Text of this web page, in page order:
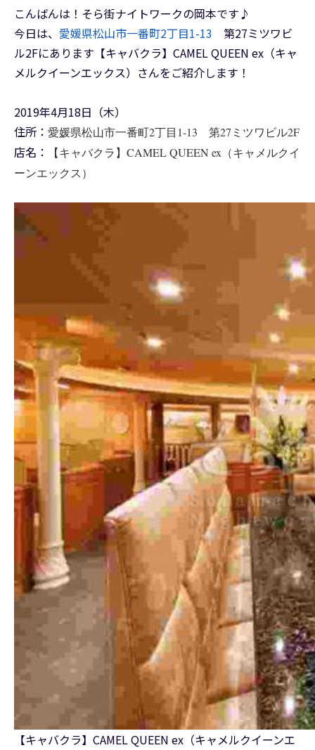
こんばんは！そら街ナイトワークの岡本です♪
今日は、 愛媛県松山市一番町2丁目1-13 第27ミツワビ
ル2Fにあります【キャバクラ】CAMEL QUEEN ex（キャ
メルクイーンエックス）さんをご紹介します！
2019年4月18日（木）
住所： 愛媛県松山市一番町2丁目1-13 第27ミツワビル2F
店名：
【キャバクラ】CAMEL QUEEN ex（キャメルクイ
ーンエックス）
【キャバクラ】CAMEL QUEEN ex（キャメルクイーンエ